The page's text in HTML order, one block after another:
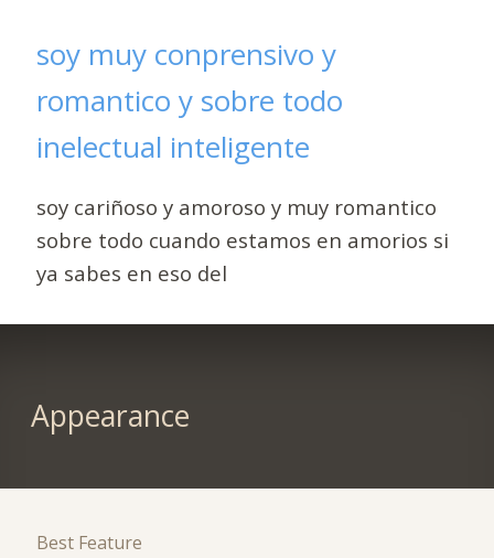
soy muy conprensivo y
romantico y sobre todo
inelectual inteligente
soy cariñoso y amoroso y muy romantico
sobre todo cuando estamos en amorios si
ya sabes en eso del
Appearance
Best Feature